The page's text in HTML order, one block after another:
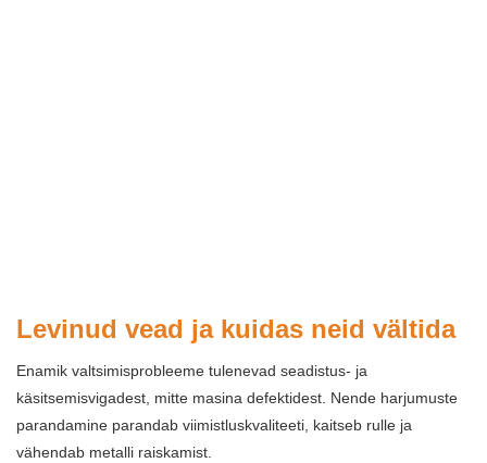
Levinud vead ja kuidas neid vältida
Enamik valtsimisprobleeme tulenevad seadistus- ja
käsitsemisvigadest, mitte masina defektidest. Nende harjumuste
parandamine parandab viimistluskvaliteeti, kaitseb rulle ja
vähendab metalli raiskamist.